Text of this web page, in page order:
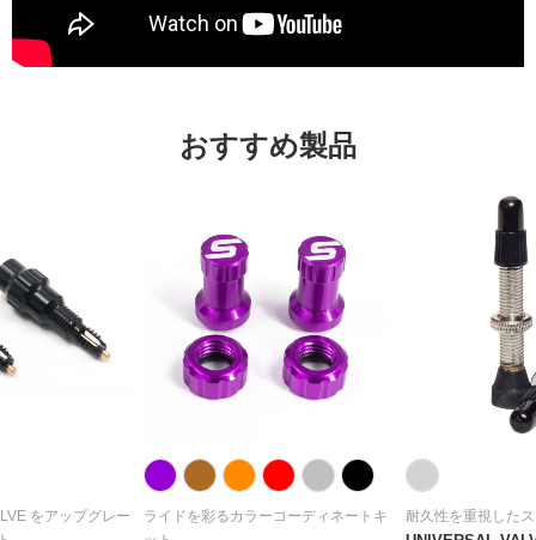
おすすめ製品
をアップグレー
ライドを彩るカラーコーディネートキ
耐久性を重視した